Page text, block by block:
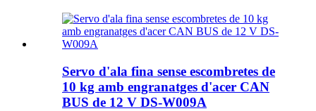
Servo d'ala fina sense escombretes de
10 kg amb engranatges d'acer CAN
BUS de 12 V DS-W009A